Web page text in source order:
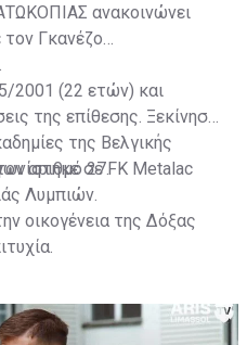
ανακοινώνει
τον Γκανέζο
2001 (22 ετών) και
της επίθεσης. Ξεκίνησε
της Βελγικής
σε FK Metalac
Λυμπιών.
αριθμό 27.
οικογένεια της Δόξας